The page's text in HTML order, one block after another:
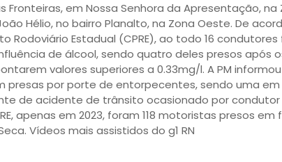
Fronteiras, em Nossa Senhora da Apresentação,
Hélio, no bairro Planalto, na Zona Oeste. De
Rodoviário Estadual (CPRE), ao todo 16
de álcool, sendo quatro deles presos após
valores superiores a 0.33mg/l. A PM
presas por porte de entorpecentes, sendo uma em
de acidente de trânsito ocasionado por condutor
apenas em 2023, foram 118 motoristas presos
Vídeos mais assistidos do g1 RN